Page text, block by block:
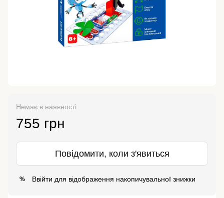
Немає в наявності
755 грн
Повідомити, коли з'явиться
% Ввійти для відображення накопичувальної знижки